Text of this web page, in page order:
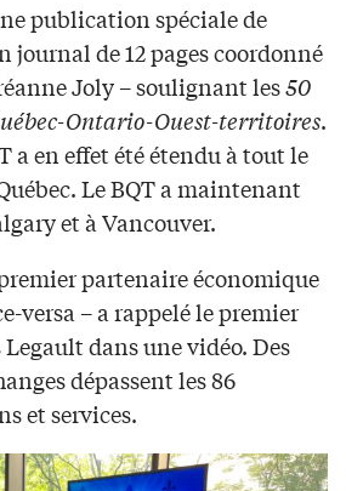
publication spéciale de
journal de 12 pages coordonné
Joly – soulignant les50
Ontario-Ouest-territoires.
a en effet été étendu à tout le
Le BQT a maintenant
et à Vancouver.
partenaire économique
versa – a rappelé le premier
dans une vidéo. Des
dépassent les 86
et services.